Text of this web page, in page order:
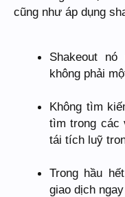
cũng như áp dụng
Shakeout
không phải
Không tìm
tìm trong các
tái tích luỹ
Trong hầu
giao dịch